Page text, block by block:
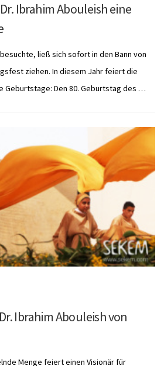
Ibrahim Abouleish eine
ließ sich sofort in den Bann von
ziehen. In diesem Jahr feiert die
Geburtstage: Den 80. Geburtstag des …
Ibrahim Abouleish von
Menge feiert einen Visionär für